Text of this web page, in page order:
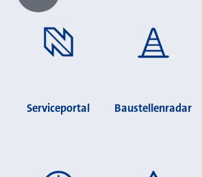
Chatbot laden?
Serviceportal Baustellenradar